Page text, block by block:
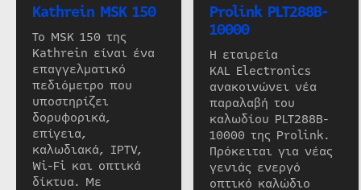
Kathrein MSK 150
Το MSK 150 της
Kathrein είναι ένα
επαγγελματικό
πεδιόμετρο που
υποστηρίζει
δορυφορικά,
επίγεια,
καλωδιακά, IPTV,
Wi-Fi και οπτικά
δίκτυα. Με
Prolink PLT288B-
10000
Η εταιρεία
KAL Electronics
ανακοινώνει νέα
παραλαβή του
καλωδίου PLT288B-
10000 της Prolink.
Πρόκειται για νέας
γενιάς ενεργό
οπτικό καλώδιο